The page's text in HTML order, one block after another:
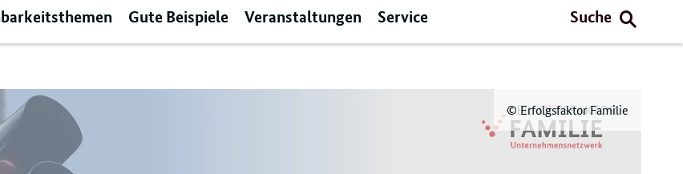
Gute Beispiele Veranstaltungen Service Suche
© Erfolgsfaktor Familie